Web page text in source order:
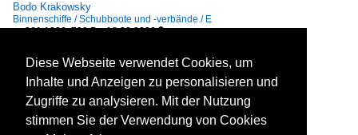
Bodo Krakowsky
Binnenschiffe / Schubboote und -verbände / E
361 1200x799 Px, 18.02.2020
Diese Webseite verwendet Cookies, um
Inhalte und Anzeigen zu personalisieren und
Zugriffe zu analysieren. Mit der Nutzung
stimmen Sie der Verwendung von Cookies